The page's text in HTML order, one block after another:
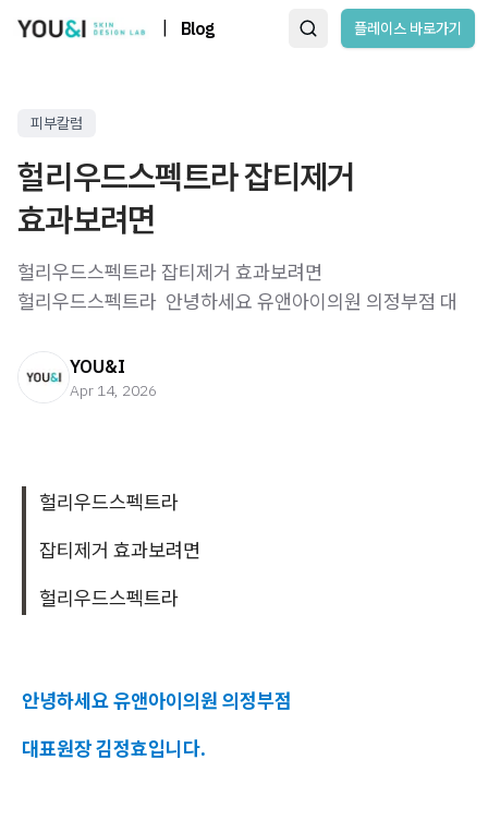
Blog 플레이스 바로가기
피부칼럼
헐리우드스펙트라 잡티제거
효과보려면
헐리우드스펙트라 잡티제거 효과보려면
헐리우드스펙트라 ​ 안녕하세요 유앤아이의원 의정부점 대
YOU&I
Apr 14, 2026
헐리우드스펙트라
잡티제거 효과보려면
헐리우드스펙트라
안녕하세요 유앤아이의원 의정부점
대표원장 김정효입니다.